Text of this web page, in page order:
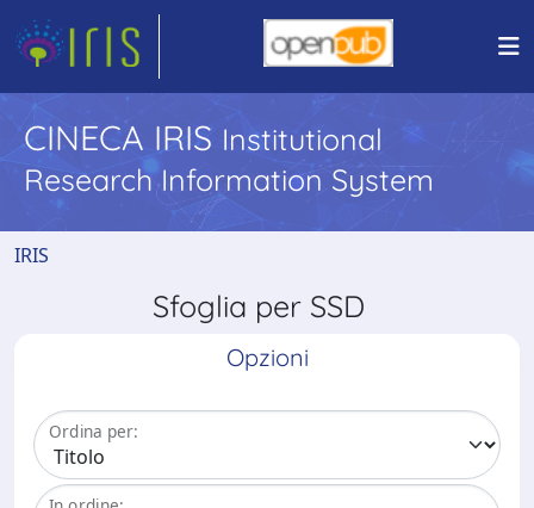
CINECA IRIS Institutional
Research Information System
IRIS
Sfoglia per SSD
Opzioni
Ordina per: